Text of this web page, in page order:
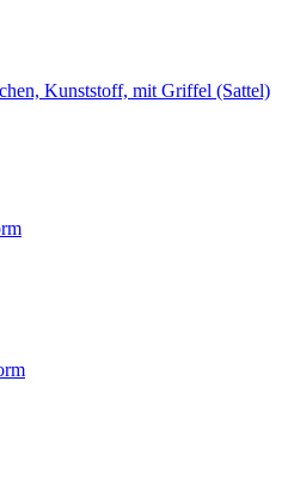
Kunststoff, mit Griffel (Sattel)